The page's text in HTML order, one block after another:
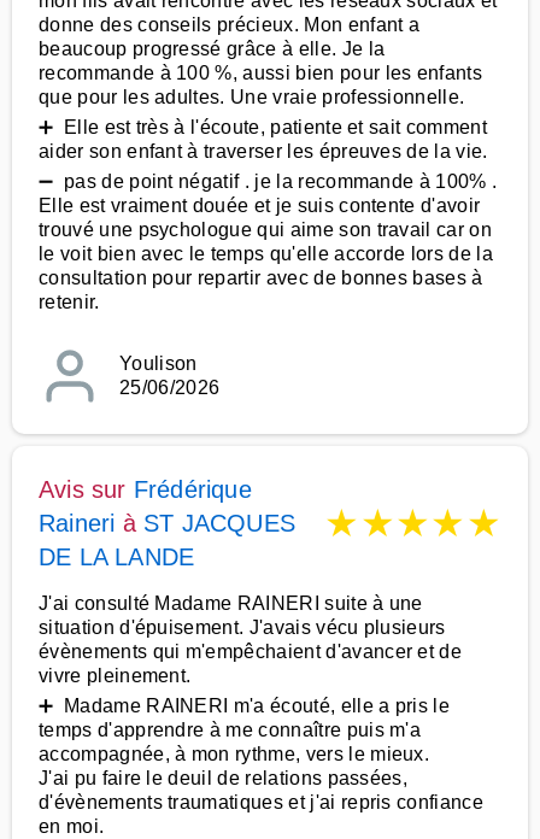
donne des conseils précieux. Mon enfant a
beaucoup progressé grâce à elle. Je la
recommande à 100 %, aussi bien pour les enfants
que pour les adultes. Une vraie professionnelle.
➕ Elle est très à l'écoute, patiente et sait comment
aider son enfant à traverser les épreuves de la vie.
➖ pas de point négatif . je la recommande à 100% .
Elle est vraiment douée et je suis contente d'avoir
trouvé une psychologue qui aime son travail car on
le voit bien avec le temps qu'elle accorde lors de la
consultation pour repartir avec de bonnes bases à
retenir.
Youlison
25/06/2026
Avis sur Frédérique
Raineri à ST JACQUES
DE LA LANDE
★★★★★
J'ai consulté Madame RAINERI suite à une
situation d'épuisement. J'avais vécu plusieurs
évènements qui m'empêchaient d'avancer et de
vivre pleinement.
➕ Madame RAINERI m'a écouté, elle a pris le
temps d'apprendre à me connaître puis m'a
accompagnée, à mon rythme, vers le mieux.
J'ai pu faire le deuil de relations passées,
d'évènements traumatiques et j'ai repris confiance
en moi.